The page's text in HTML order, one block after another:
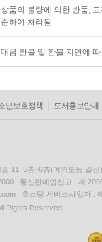
상품의 불량에 의한 반품,
준하여 처리됨
대금 환불 및 환불 지연에
년보호정책 도서홍보안내
11, 5층~6층(여의도동,일신
통신판매업신고 : 제
호스팅 서비스사업자 :
Rights Reserved.